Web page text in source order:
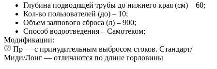
Глубина подводящей трубы до нижнего края (см) – 60;
Кол-во пользователей (до) – 10;
Объем залпового сброса (л) – 900;
Способ водоотведения – Самотеком;
Модификации:
Пр — с принудительным выбросом стоков. Стандарт/
Миди/Лонг — отличаются по длине горловины